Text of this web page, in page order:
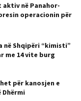
në Panahor-
operacionin për
në Shqipëri “kimisti”
me 14 vite burg
për kanosjen e